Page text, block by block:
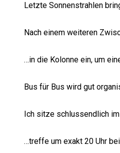
Letzte Sonnenstrahlen
Nach einem weiteren
…in die Kolonne ein, um
Bus für Bus wird gut
Ich sitze schlussendlich
…treffe um exakt 20 Uhr